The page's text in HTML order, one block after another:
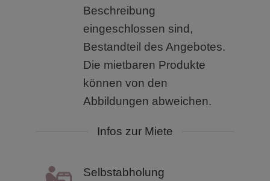
Beschreibung
eingeschlossen sind,
Bestandteil des Angebotes.
Die mietbaren Produkte
können von den
Abbildungen abweichen.
Infos zur Miete
Selbstabholung